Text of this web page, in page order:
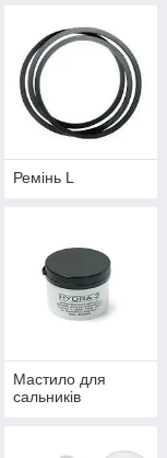
Ремінь L
Мастило для
сальників